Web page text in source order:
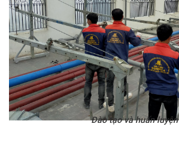
Đào tạo và huấn luyện